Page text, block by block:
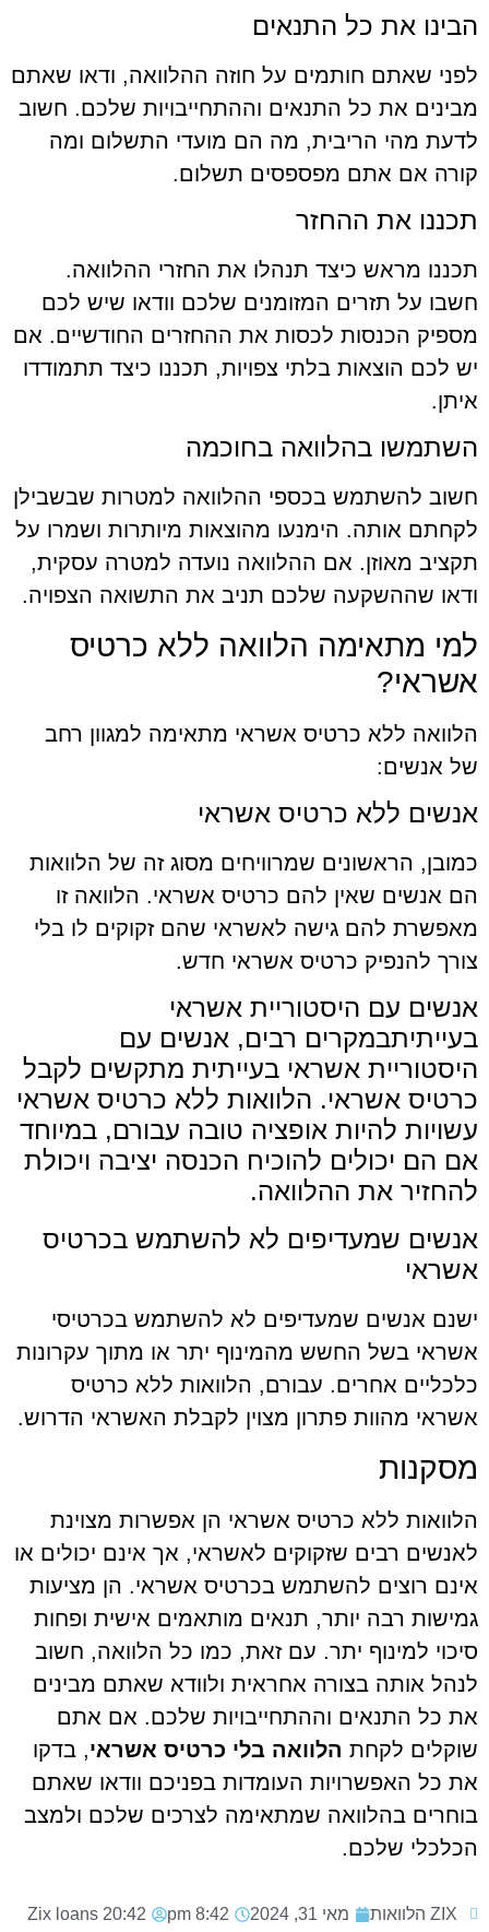
הבינו את כל התנאים
לפני שאתם חותמים על חוזה ההלוואה, ודאו שאתם
מבינים את כל התנאים וההתחייבויות שלכם. חשוב
לדעת מהי הריבית, מה הם מועדי התשלום ומה
קורה אם אתם מפספסים תשלום.
תכננו את ההחזר
תכננו מראש כיצד תנהלו את החזרי ההלוואה.
חשבו על תזרים המזומנים שלכם וודאו שיש לכם
מספיק הכנסות לכסות את ההחזרים החודשיים. אם
יש לכם הוצאות בלתי צפויות, תכננו כיצד תתמודדו
איתן.
השתמשו בהלוואה בחוכמה
חשוב להשתמש בכספי ההלוואה למטרות שבשבילן
לקחתם אותה. הימנעו מהוצאות מיותרות ושמרו על
תקציב מאוזן. אם ההלוואה נועדה למטרה עסקית,
ודאו שההשקעה שלכם תניב את התשואה הצפויה.
למי מתאימה הלוואה ללא כרטיס
אשראי?
הלוואה ללא כרטיס אשראי מתאימה למגוון רחב
של אנשים:
אנשים ללא כרטיס אשראי
כמובן, הראשונים שמרוויחים מסוג זה של הלוואות
הם אנשים שאין להם כרטיס אשראי. הלוואה זו
מאפשרת להם גישה לאשראי שהם זקוקים לו בלי
צורך להנפיק כרטיס אשראי חדש.
אנשים עם היסטוריית אשראי
בעייתיתבמקרים רבים, אנשים עם
היסטוריית אשראי בעייתית מתקשים לקבל
כרטיס אשראי. הלוואות ללא כרטיס אשראי
עשויות להיות אופציה טובה עבורם, במיוחד
אם הם יכולים להוכיח הכנסה יציבה ויכולת
להחזיר את ההלוואה.
אנשים שמעדיפים לא להשתמש בכרטיס
אשראי
ישנם אנשים שמעדיפים לא להשתמש בכרטיסי
אשראי בשל החשש מהמינוף יתר או מתוך עקרונות
כלכליים אחרים. עבורם, הלוואות ללא כרטיס
אשראי מהוות פתרון מצוין לקבלת האשראי הדרוש.
מסקנות
הלוואות ללא כרטיס אשראי הן אפשרות מצוינת
לאנשים רבים שזקוקים לאשראי, אך אינם יכולים או
אינם רוצים להשתמש בכרטיס אשראי. הן מציעות
גמישות רבה יותר, תנאים מותאמים אישית ופחות
סיכוי למינוף יתר. עם זאת, כמו כל הלוואה, חשוב
לנהל אותה בצורה אחראית ולוודא שאתם מבינים
את כל התנאים וההתחייבויות שלכם. אם אתם
שוקלים לקחת הלוואה בלי כרטיס אשראי, בדקו
את כל האפשרויות העומדות בפניכם וודאו שאתם
בוחרים בהלוואה שמתאימה לצרכים שלכם ולמצב
הכלכלי שלכם.
ZIX הלוואות מאי 31, 2024 8:42 pm
20:42